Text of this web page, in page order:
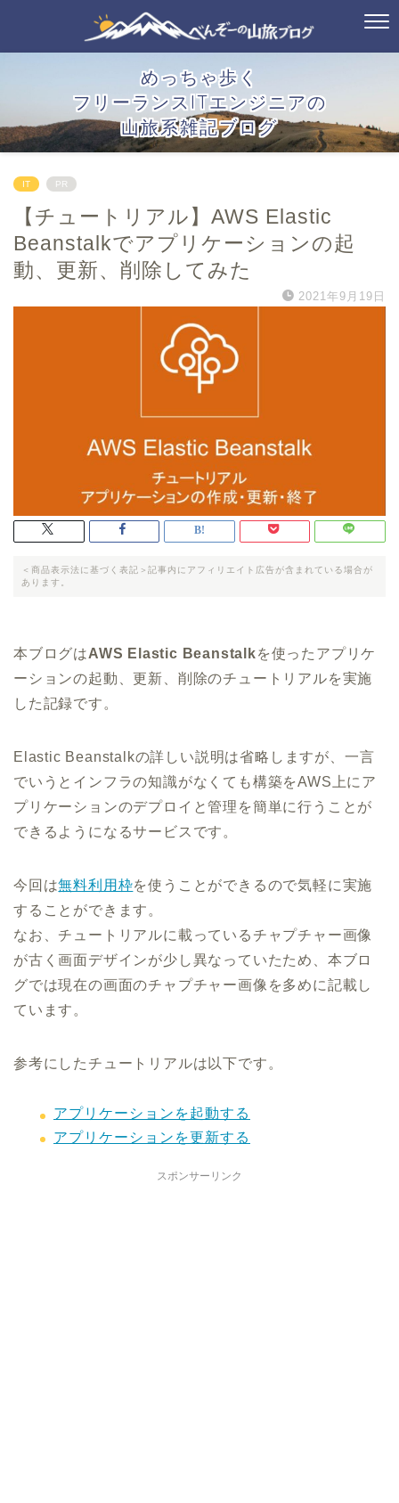
めっちゃ歩く
フリーランスITエンジニアの
山旅系雑記ブログ
IT PR
【チュートリアル】AWS Elastic
Beanstalkでアプリケーションの起
動、更新、削除してみた
2021年9月19日
＜商品表示法に基づく表記＞記事内にアフィリエイト広告が含まれている場合が
あります。
本ブログはAWS Elastic Beanstalkを使ったアプリケ
ーションの起動、更新、削除のチュートリアルを実施
した記録です。
Elastic Beanstalkの詳しい説明は省略しますが、一言
でいうとインフラの知識がなくても構築をAWS上にア
プリケーションのデプロイと管理を簡単に行うことが
できるようになるサービスです。
今回は無料利用枠を使うことができるので気軽に実施
することができます。
なお、チュートリアルに載っているチャプチャー画像
が古く画面デザインが少し異なっていたため、本ブロ
グでは現在の画面のチャプチャー画像を多めに記載し
ています。
参考にしたチュートリアルは以下です。
アプリケーションを起動する
アプリケーションを更新する
スポンサーリンク